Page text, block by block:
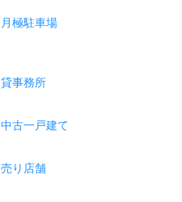
月極駐車場
貸事務所
中古一戸建て
売り店舗